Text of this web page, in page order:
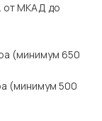
от МКАД до
(минимум 650
(минимум 500